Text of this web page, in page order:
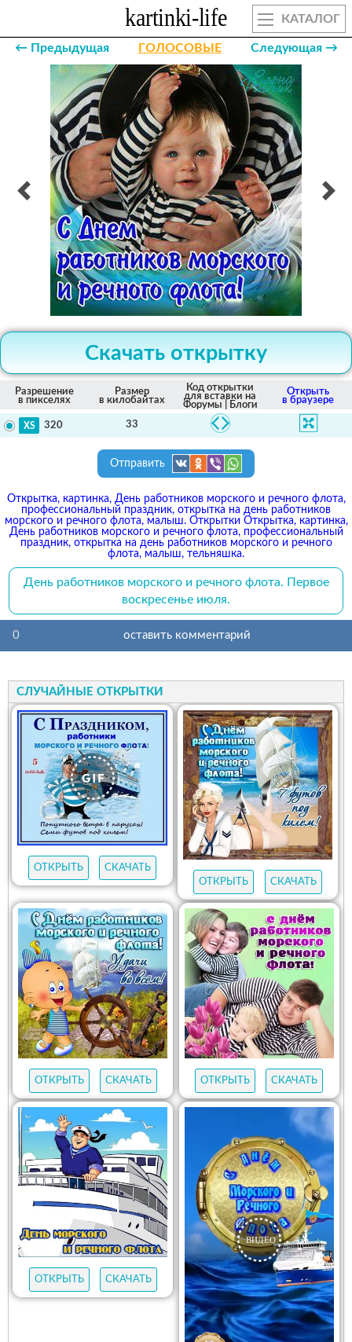
КАТАЛОГ
← Предыдущая ГОЛОСОВЫЕ Следующая →
Скачать открытку
Разрешение
в пикселях
Размер
в килобайтах
Код открытки
для вставки на
Форумы | Блоги
Открыть
в браузере
320 33
Отправить
Открытка, картинка, День работников морского и речного флота,
профессиональный праздник, открытка на день работников
морского и речного флота, малыш. Открытки Открытка, картинка,
День работников морского и речного флота, профессиональный
праздник, открытка на день работников морского и речного
флота, малыш, тельняшка.
День работников морского и речного флота. Первое
воскресенье июля.
0 оставить комментарий
СЛУЧАЙНЫЕ ОТКРЫТКИ
ОТКРЫТЬ
СКАЧАТЬ
ОТКРЫТЬ
СКАЧАТЬ
ОТКРЫТЬ СКАЧАТЬ ОТКРЫТЬ СКАЧАТЬ
ОТКРЫТЬ СКАЧАТЬ